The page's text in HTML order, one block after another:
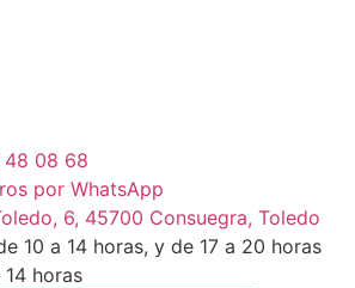
48 08 68
por WhatsApp
6, 45700 Consuegra, Toledo
10 a 14 horas, y de 17 a 20 horas
14 horas